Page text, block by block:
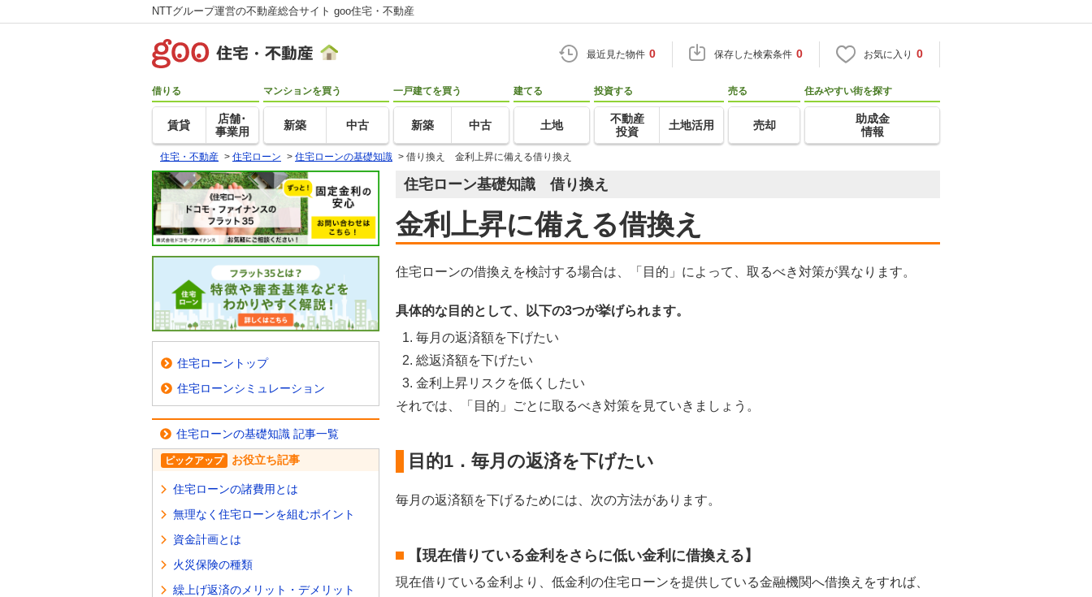
NTTグループ運営の不動産総合サイト goo住宅・不動産
最近見た物件 0 保存した検索条件 0 お気に入り 0
借りる
賃貸
店舗･
事業用
マンションを買う
新築 中古
一戸建てを買う
新築 中古
建てる
土地
投資する
不動産
投資
土地活用
売る
売却
住みやすい街を探す
助成金
情報
住宅・不動産 > 住宅ローン > 住宅ローンの基礎知識 > 借り換え 金利上昇に備える借り換え
住宅ローン基礎知識 借り換え
金利上昇に備える借換え
住宅ローンの借換えを検討する場合は、「目的」によって、取るべき対策が異なります。
具体的な目的として、以下の3つが挙げられます。
毎月の返済額を下げたい
総返済額を下げたい
金利上昇リスクを低くしたい
それでは、「目的」ごとに取るべき対策を見ていきましょう。
目的1．毎月の返済を下げたい
毎月の返済額を下げるためには、次の方法があります。
【現在借りている金利をさらに低い金利に借換える】
現在借りている金利より、低金利の住宅ローンを提供している金融機関へ借換えをすれば、
住宅ローントップ
住宅ローンシミュレーション
住宅ローンの基礎知識 記事一覧
ピックアップ お役立ち記事
住宅ローンの諸費用とは
無理なく住宅ローンを組むポイント
資金計画とは
火災保険の種類
繰上げ返済のメリット・デメリット